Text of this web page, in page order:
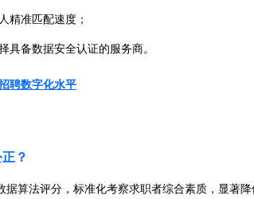
精准匹配速度；
具备数据安全认证的服务商。
聘数字化水平
？
算法评分，标准化考察求职者综合素质，显著